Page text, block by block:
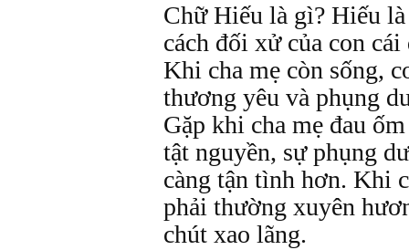
Chữ Hiếu là gì? Hiếu
cách đối xử của con
Khi cha mẹ còn sống,
thương yêu và phụng
Gặp khi cha mẹ đau
tật nguyền, sự phụng
càng tận tình hơn. Khi
phải thường xuyên
chút xao lãng.